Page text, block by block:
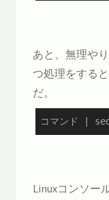
あと、無理や
つ処理をする
だ。
コマンド |
Linuxコンソー